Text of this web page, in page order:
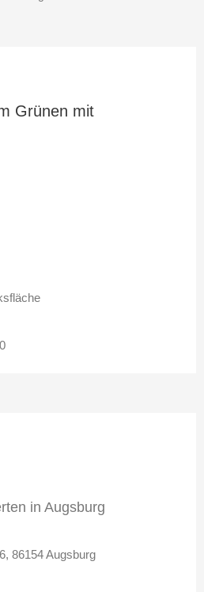
Grünen mit
in Augsburg
86154 Augsburg